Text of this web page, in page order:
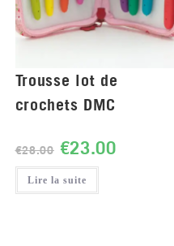
Trousse lot de
crochets DMC
€28.00 €23.00
Lire la suite